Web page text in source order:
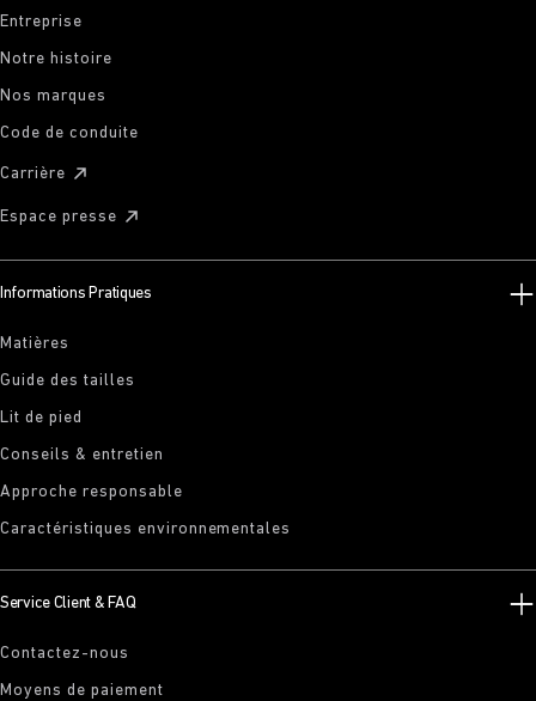
Entreprise
Notre histoire
Nos marques
Code de conduite
Carrière
Espace presse
Informations Pratiques
Matières
Guide des tailles
Lit de pied
Conseils & entretien
Approche responsable
Caractéristiques environnementales
Service Client & FAQ
Contactez-nous
Moyens de paiement